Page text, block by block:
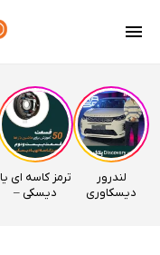
لندرور
دیسکاوری
ترمز کاسه ای یا
دیسکی –